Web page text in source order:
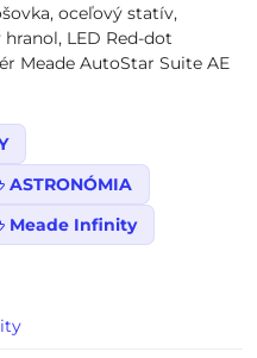
oceľový statív,
LED Red-dot
Meade AutoStar Suite AE
ASTRONÓMIA
Meade Infinity